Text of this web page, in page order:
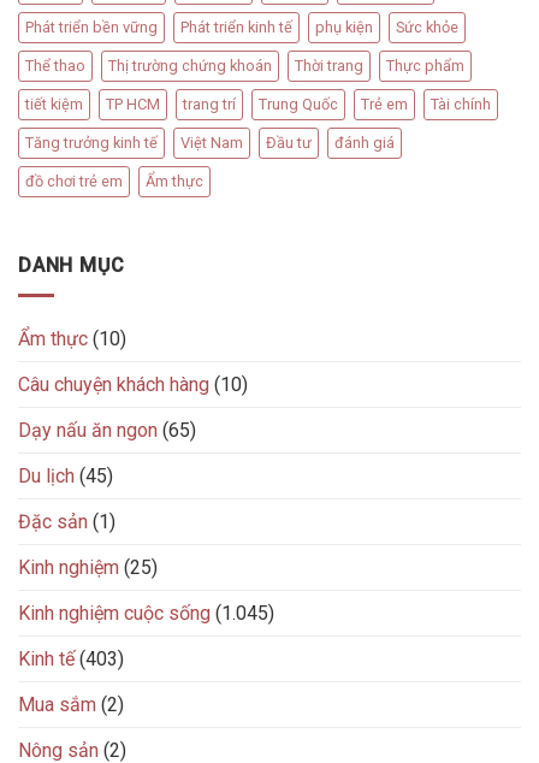
Phát triển bền vững Phát triển kinh tế phụ kiện Sức khỏe
Thể thao Thị trường chứng khoán Thời trang Thực phẩm
tiết kiệm TP HCM trang trí Trung Quốc Trẻ em Tài chính
Tăng trưởng kinh tế Việt Nam Đầu tư đánh giá
đồ chơi trẻ em Ẩm thực
DANH MỤC
Ẩm thực (10)
Câu chuyện khách hàng (10)
Dạy nấu ăn ngon (65)
Du lịch (45)
Đặc sản (1)
Kinh nghiệm (25)
Kinh nghiệm cuộc sống (1.045)
Kinh tế(403)
Mua sắm (2)
Nông sản (2)